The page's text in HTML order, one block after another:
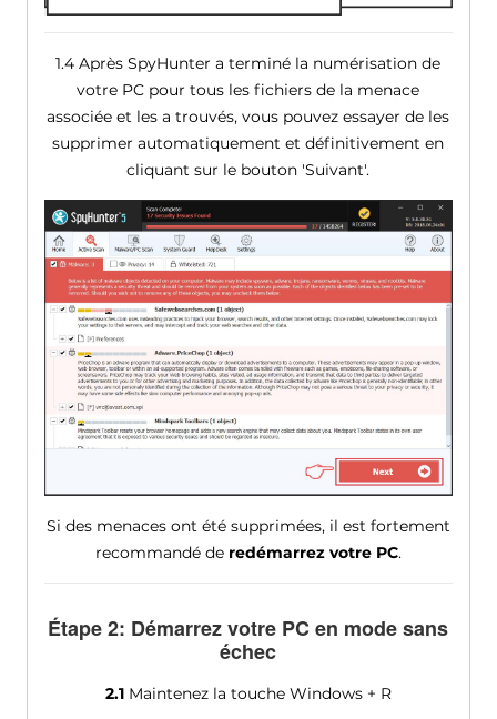
1.4 Après SpyHunter a terminé la numérisation de
votre PC pour tous les fichiers de la menace
associée et les a trouvés, vous pouvez essayer de les
supprimer automatiquement et définitivement en
cliquant sur le bouton 'Suivant'.
Si des menaces ont été supprimées, il est fortement
recommandé de redémarrez votre PC.
Étape 2: Démarrez votre PC en mode sans
échec
2.1Maintenez la touche Windows + R